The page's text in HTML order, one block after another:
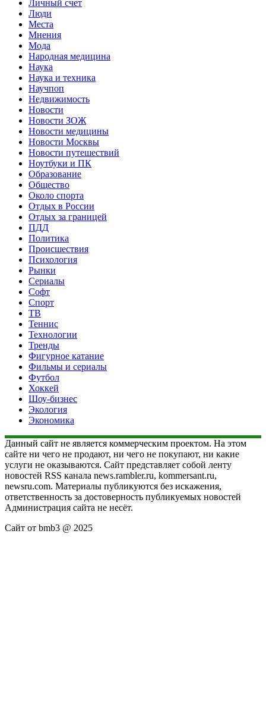
Личный счет
Люди
Места
Мнения
Мода
Народная медицина
Наука
Наука и техника
Научпоп
Недвижимость
Новости
Новости ЗОЖ
Новости медицины
Новости Москвы
Новости путешествий
Ноутбуки и ПК
Образование
Общество
Около спорта
Отдых в России
Отдых за границей
ПДД
Политика
Происшествия
Психология
Рынки
Сериалы
Софт
Спорт
ТВ
Теннис
Технологии
Тренды
Фигурное катание
Фильмы и сериалы
Футбол
Хоккей
Шоу-бизнес
Экология
Экономика
Данный сайт не является коммерческим проектом. На этом
сайте ни чего не продают, ни чего не покупают, ни какие
услуги не оказываются. Сайт представляет собой ленту
новостей RSS канала news.rambler.ru, kommersant.ru,
newsru.com. Материалы публикуются без искажения,
ответственность за достоверность публикуемых новостей
Администрация сайта не несёт.
Сайт от bmb3 @ 2025